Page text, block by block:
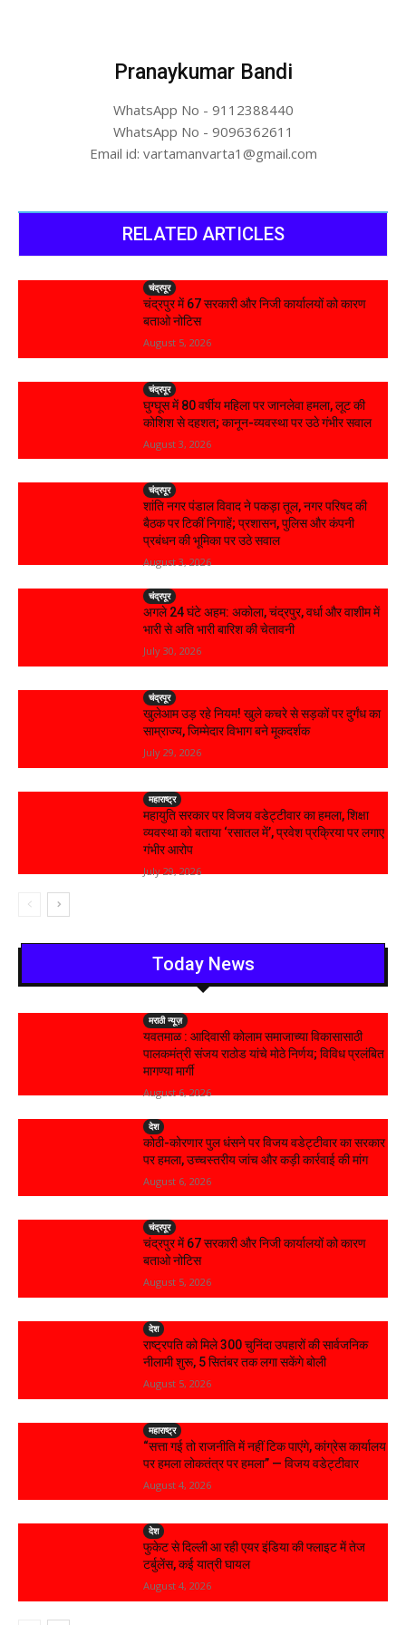
Pranaykumar Bandi
WhatsApp No - 9112388440
WhatsApp No - 9096362611
Email id: vartamanvarta1@gmail.com
RELATED ARTICLES
चंद्रपूर
चंद्रपुर में 67 सरकारी और निजी कार्यालयों को कारण
बताओ नोटिस
August 5, 2026
चंद्रपूर
घुग्घूस में 80 वर्षीय महिला पर जानलेवा हमला, लूट की
कोशिश से दहशत; कानून-व्यवस्था पर उठे गंभीर सवाल
August 3, 2026
चंद्रपूर
शांति नगर पंडाल विवाद ने पकड़ा तूल, नगर परिषद की
बैठक पर टिकीं निगाहें; प्रशासन, पुलिस और कंपनी
प्रबंधन की भूमिका पर उठे सवाल
August 3, 2026
चंद्रपूर
अगले 24 घंटे अहम: अकोला, चंद्रपुर, वर्धा और वाशीम में
भारी से अति भारी बारिश की चेतावनी
July 30, 2026
चंद्रपूर
खुलेआम उड़ रहे नियम! खुले कचरे से सड़कों पर दुर्गंध का
साम्राज्य, जिम्मेदार विभाग बने मूकदर्शक
July 29, 2026
महाराष्ट्र
महायुति सरकार पर विजय वडेट्टीवार का हमला, शिक्षा
व्यवस्था को बताया ‘रसातल में’, प्रवेश प्रक्रिया पर लगाए
गंभीर आरोप
July 29, 2026
Today News
मराठी न्यूज़
यवतमाळ : आदिवासी कोलाम समाजाच्या विकासासाठी
पालकमंत्री संजय राठोड यांचे मोठे निर्णय; विविध प्रलंबित
मागण्या मार्गी
August 6, 2026
देश
कोठी-कोरणार पुल धंसने पर विजय वडेट्टीवार का सरकार
पर हमला, उच्चस्तरीय जांच और कड़ी कार्रवाई की मांग
August 6, 2026
चंद्रपूर
चंद्रपुर में 67 सरकारी और निजी कार्यालयों को कारण
बताओ नोटिस
August 5, 2026
देश
राष्ट्रपति को मिले 300 चुनिंदा उपहारों की सार्वजनिक
नीलामी शुरू, 5 सितंबर तक लगा सकेंगे बोली
August 5, 2026
महाराष्ट्र
“सत्ता गई तो राजनीति में नहीं टिक पाएंगे, कांग्रेस कार्यालय
पर हमला लोकतंत्र पर हमला” — विजय वडेट्टीवार
August 4, 2026
देश
फुकेट से दिल्ली आ रही एयर इंडिया की फ्लाइट में तेज
टर्बुलेंस, कई यात्री घायल
August 4, 2026